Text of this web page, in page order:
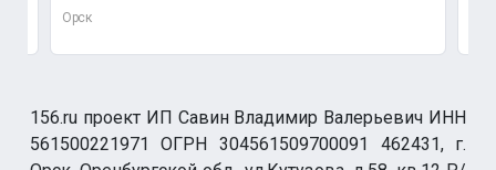
Орск
156.ru проект ИП Савин Владимир Валерьевич ИНН
561500221971 ОГРН 304561509700091 462431, г.